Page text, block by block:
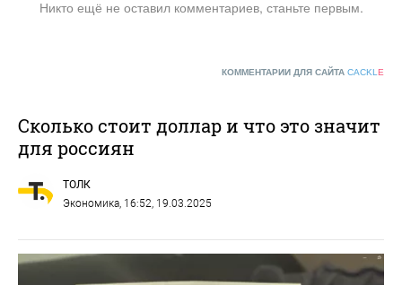
Никто ещё не оставил комментариев, станьте первым.
КОММЕНТАРИИ ДЛЯ САЙТА CACKL E
Сколько стоит доллар и что это значит
для россиян
ТОЛК
Экономика , 16:52, 19.03.2025